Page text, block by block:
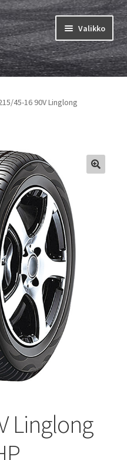
Valikko
45-16 90V Linglong
Linglong